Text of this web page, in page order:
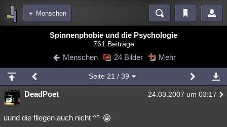
Menschen
Blogs Videos
Chat Wiki Neuigkeiten
meine Rubriken
Menschen Wissenschaft Mystery Kriminalfälle
Spiritualität Verschwörungen
Spinnenphobie und die Psychologie
761 Beiträge
Menschen 24 Bilder Mehr
Seite 21 / 39
DeadPoet 24.03.2007 um 03:17
uund die fliegen auch nicht ^^